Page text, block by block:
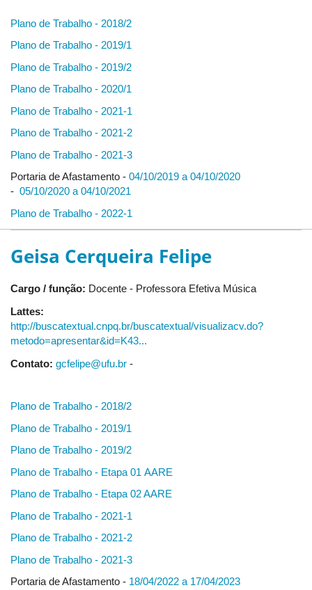
Plano de Trabalho - 2018/2
Plano de Trabalho - 2019/1
Plano de Trabalho - 2019/2
Plano de Trabalho - 2020/1
Plano de Trabalho - 2021-1
Plano de Trabalho - 2021-2
Plano de Trabalho - 2021-3
Portaria de Afastamento - 04/10/2019 a 04/10/2020
- 05/10/2020 a 04/10/2021
Plano de Trabalho - 2022-1
Geisa Cerqueira Felipe
Cargo / função: Docente - Professora Efetiva Música
Lattes:
http://buscatextual.cnpq.br/buscatextual/visualizacv.do?
metodo=apresentar&id=K43...
Contato: gcfelipe@ufu.br -
Plano de Trabalho - 2018/2
Plano de Trabalho - 2019/1
Plano de Trabalho - 2019/2
Plano de Trabalho - Etapa 01 AARE
Plano de Trabalho - Etapa 02 AARE
Plano de Trabalho - 2021-1
Plano de Trabalho - 2021-2
Plano de Trabalho - 2021-3
Portaria de Afastamento - 18/04/2022 a 17/04/2023